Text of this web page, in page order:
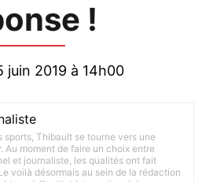
!
juin 2019 à 14h00
sports, Thibault se tourne vers une
Au moment de faire un choix entre
et journaliste, les qualités ont fait
voilà désormais au sein de la rédaction